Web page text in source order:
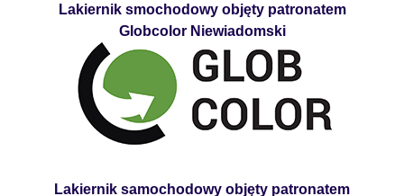
Lakiernik smochodowy objęty patronatem
Globcolor Niewiadomski
Lakiernik samochodowy objęty patronatem